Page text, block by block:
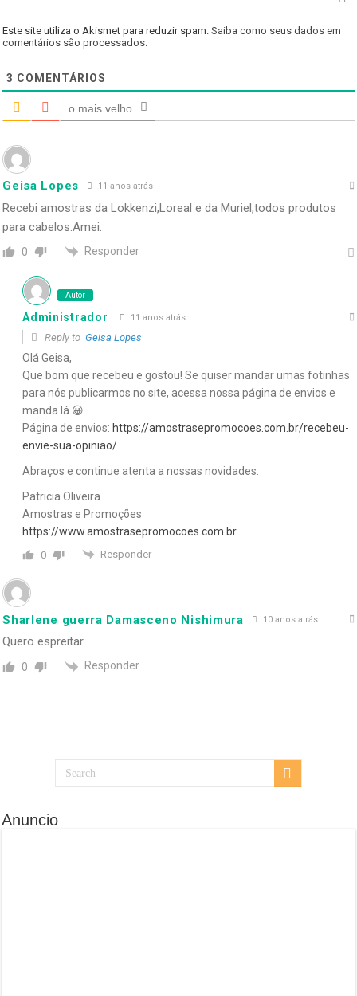
Este site utiliza o Akismet para reduzir spam.Saiba como seus dados em
comentários são processados
3 COMENTÁRIOS
o mais velho
Geisa Lopes 11 anos atrás
Recebi amostras da Lokkenzi,Loreal e da Muriel,todos produtos
para cabelos.Amei.
0 Responder
Autor
Administrador 11 anos atrás
Reply toGeisa Lopes
Olá Geisa,
Que bom que recebeu e gostou! Se quiser mandar umas fotinhas
para nós publicarmos no site, acessa nossa página de envios e
manda lá 😀
Página de envios: https://amostrasepromocoes.com.br/recebeu-
envie-sua-opiniao/
Abraços e continue atenta a nossas novidades.
Patricia Oliveira
Amostras e Promoções
https://www.amostrasepromocoes.com.br
0 Responder
Sharlene guerra Damasceno Nishimura 10 anos atrás
Quero espreitar
0 Responder
Anuncio